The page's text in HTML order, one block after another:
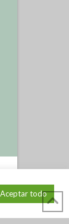
Aceptar todo